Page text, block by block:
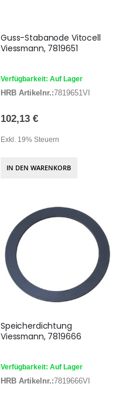
Guss-Stabanode Vitocell
Viessmann, 7819651
Verfügbarkeit: Auf Lager
HRB Artikelnr.:7819651VI
102,13 €
Exkl. 19% Steuern
IN DEN WARENKORB
Speicherdichtung
Viessmann, 7819666
Verfügbarkeit: Auf Lager
HRB Artikelnr.:7819666VI